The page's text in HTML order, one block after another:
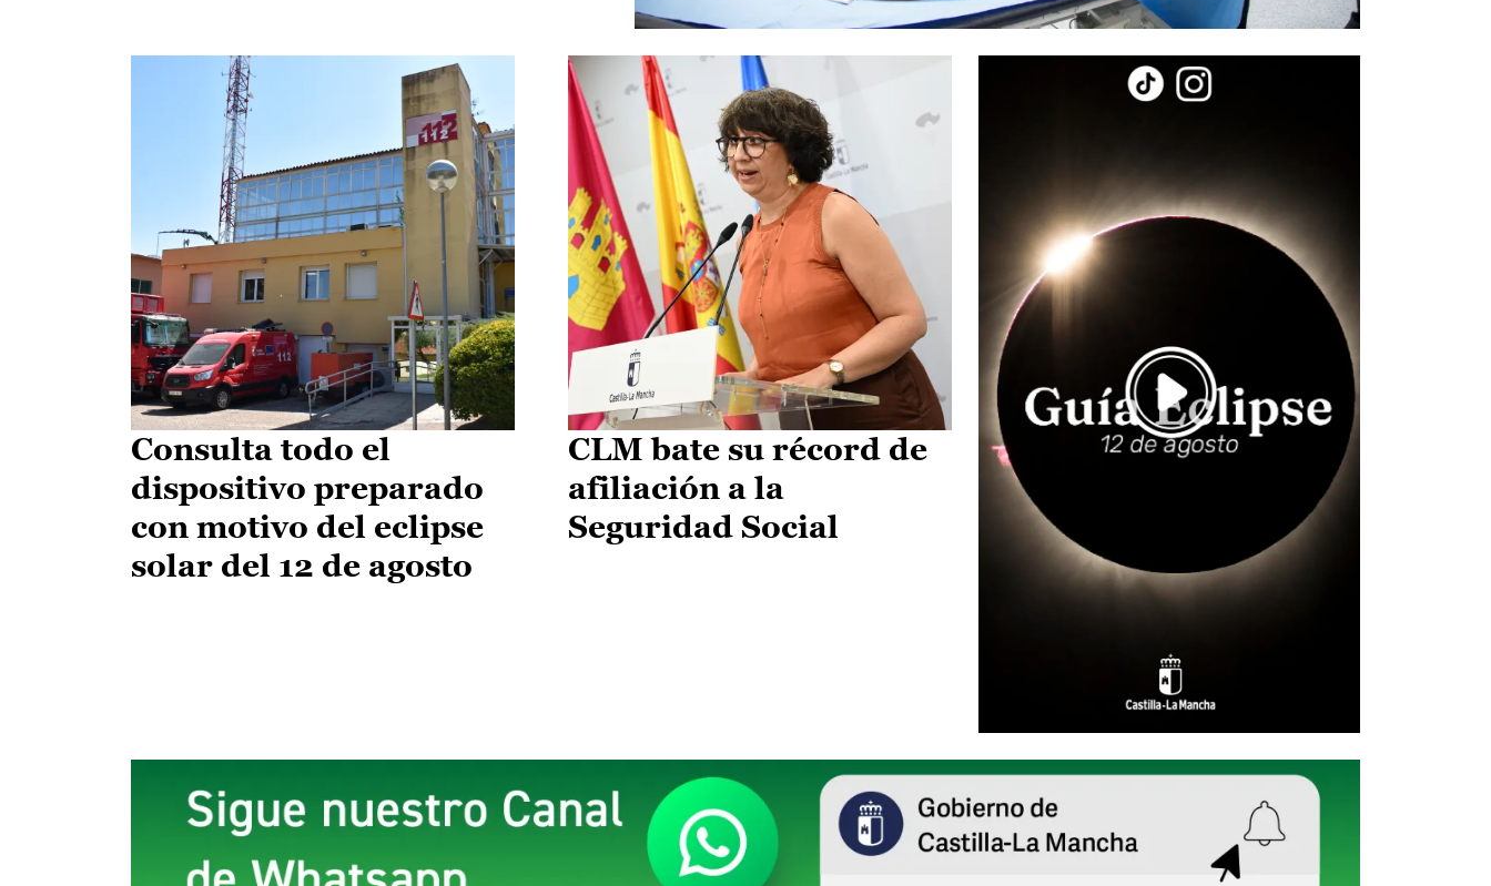
Consulta todo el
dispositivo preparado
con motivo del eclipse
solar del 12 de agosto
CLM bate su récord de
afiliación a la
Seguridad Social